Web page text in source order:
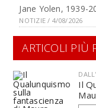
Jane Yolen, 1939-
NOTIZIE / 4/08/2026
ARTICOLI PIÙ
Il